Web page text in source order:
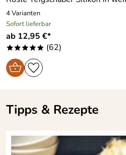
4 Varianten
Sofort lieferbar
ab 12,95 €*
***** (62)
Tipps & Rezepte